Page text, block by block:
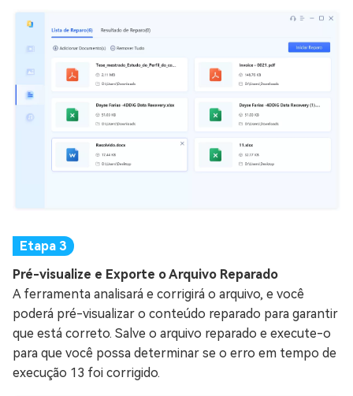
Pré-visualize e Exporte o Arquivo Reparado
A ferramenta analisará e corrigirá o arquivo, e você
poderá pré-visualizar o conteúdo reparado para garantir
que está correto. Salve o arquivo reparado e execute-o
para que você possa determinar se o erro em tempo de
execução 13 foi corrigido.